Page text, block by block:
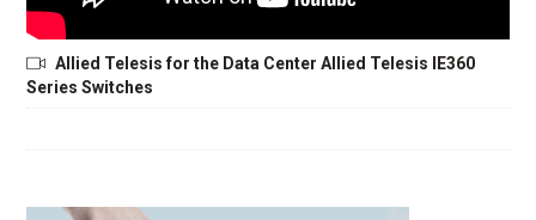
Allied Telesis for the Data Center Allied Telesis IE360
Series Switches